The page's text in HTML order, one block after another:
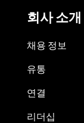
회사 소개
채용 정보
유통
연결
리더십